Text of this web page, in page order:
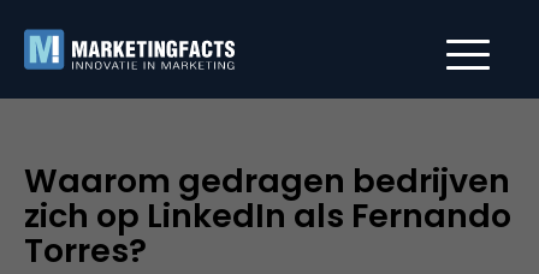
Waarom gedragen bedrijven
zich op LinkedIn als Fernando
Torres?